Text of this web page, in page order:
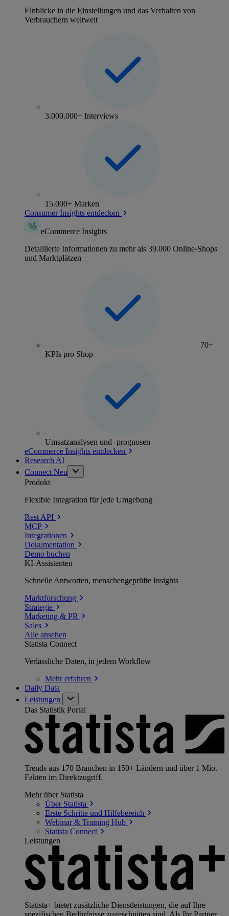
Einblicke in die Einstellungen und das Verhalten von
Verbrauchern weltweit
3.000.000+ Interviews
15.000+ Marken
Consumer Insights entdecken
eCommerce Insights
Detaillierte Informationen zu mehr als 39.000 Online-Shops
und Marktplätzen
70+
KPIs pro Shop
Umsatzanalysen und -prognosen
eCommerce Insights entdecken
Research AI
Connect Neu
Produkt
Flexible Integration für jede Umgebung
Rest API
MCP
Integrationen
Dokumentation
Demo buchen
KI-Assistenten
Schnelle Antworten, menschengeprüfte Insights
Marktforschung
Strategie
Marketing & PR
Sales
Alle ansehen
Statista Connect
Verlässliche Daten, in jedem Workflow
Mehrerfahren
Daily Data
Leistungen
Das Statistik Portal
Trends aus 170 Branchen in 150+ Ländern und über 1 Mio.
Fakten im Direktzugriff.
Mehr über Statista
Über Statista
Erste Schritte und Hilfebereich
Webinar & Training Hub
Statista Connect
Leistungen
Statista+ bietet zusätzliche Dienstleistungen, die auf Ihre
spezifischen Bedürfnisse zugeschnitten sind. Als Ihr Partner